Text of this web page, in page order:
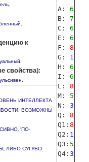
A: 6
B: 7
C: 6
E: 6
F: 8
G: 1
H: 6
I: 6
L: 8
M: 5
N: 3
Q: 8
Q1: 8
Q2: 1
Q3: 5
Q4: 3
к
свойства):
ИНТЕЛЛЕКТА
ВОЗМОЖНЫ
'ПО-
ЛИБО СУГУБО